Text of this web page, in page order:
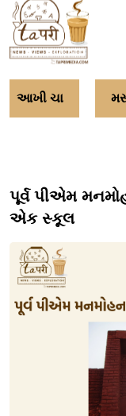
આખી ચા
પૂર્વ પીએમ
એક સ્કૂલ